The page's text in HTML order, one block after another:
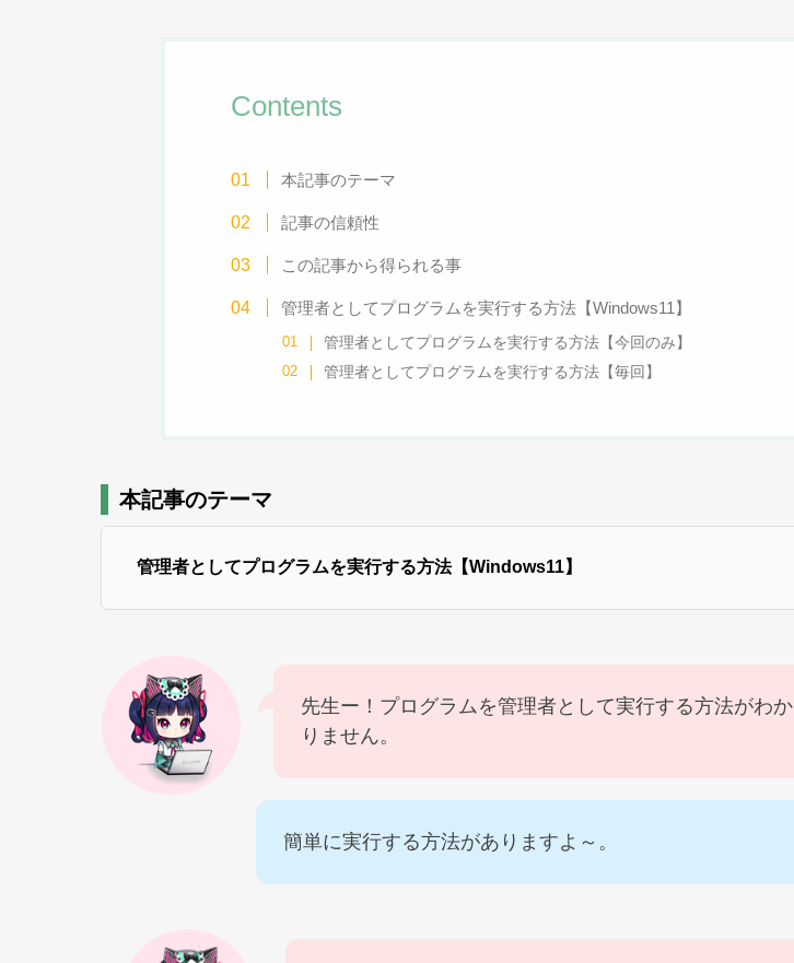
Contents
本記事のテーマ
記事の信頼性
この記事から得られる事
管理者としてプログラムを実行する方法【Windows11】
管理者としてプログラムを実行する方法【今回のみ】
管理者としてプログラムを実行する方法【毎回】
本記事のテーマ
管理者としてプログラムを実行する方法【Windows11】
先生ー！プログラムを管理者として実行する方法がわか
りません。
簡単に実行する方法がありますよ～。